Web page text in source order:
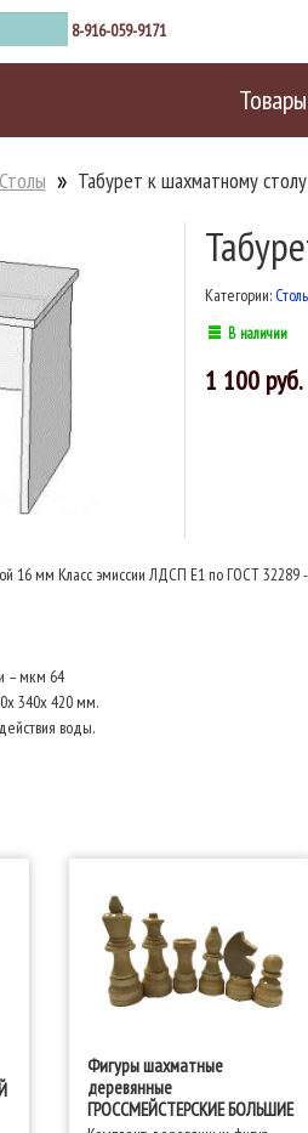
8-916-059-9171
Товары
Столы Табурет к шахматному
Категории:
В наличии
1 100
16 мм Класс эмиссии ЛДСП Е1 по ГОСТ
– мкм 64
340х 420 мм.
воды.
Фигуры шахматные
деревянные
ГРОССМЕЙСТЕРСКИЕ БОЛЬШИЕ